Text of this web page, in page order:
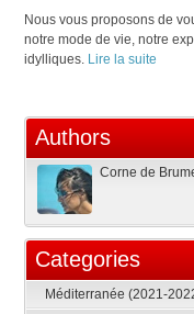
Nous vous proposons de
notre mode de vie, notre
idylliques. Lire la suite
Authors
Corne de
Categories
Méditerranée (2021-